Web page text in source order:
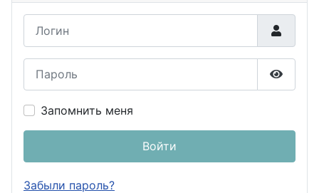
Запомнить меня
Войти
Забыли пароль?